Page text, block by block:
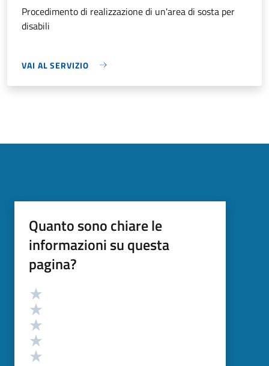
Procedimento di realizzazione di un'area di sosta per
disabili
VAI AL SERVIZIO
Quanto sono chiare le
informazioni su questa
pagina?
Valutazione